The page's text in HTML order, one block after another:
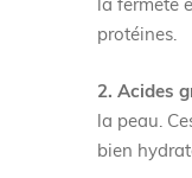
protéines.
2. Acides
la peau.
bien